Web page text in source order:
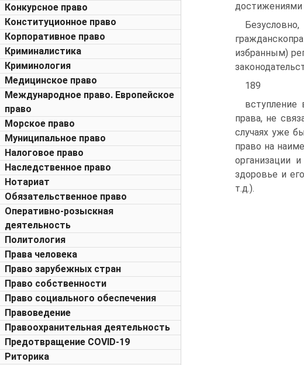
Конкурсное право
Конституционное право
Корпоративное право
Криминалистика
Криминология
Медицинское право
Международное право. Европейское
право
Морское право
Муниципальное право
Налоговое право
Наследственное право
Нотариат
Обязательственное право
Оперативно-розыскная
деятельность
Политология
Права человека
Право зарубежных стран
Право собственности
Право социального обеспечения
Правоведение
Правоохранительная деятельность
Предотвращение COVID-19
Риторика
достижениями
избранным)
189
права, не
случаях уже
право на
организации
здоровье и
т.д.).